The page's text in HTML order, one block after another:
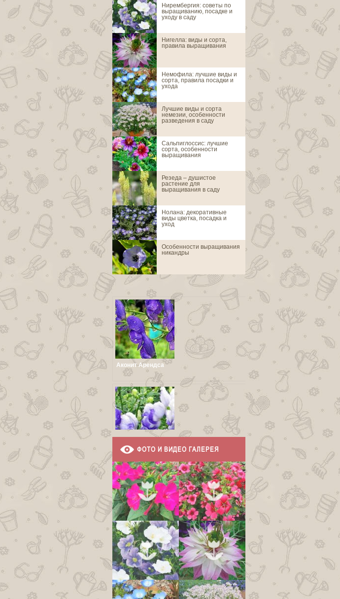
Нирембергия: советы по
выращиванию, посадке и
уходу в саду
Нигелла: виды и сорта,
правила выращивания
Немофила: лучшие виды и
сорта, правила посадки и
ухода
Лучшие виды и сорта
немезии, особенности
разведения в саду
Сальпиглоссис: лучшие
сорта, особенности
выращивания
Резеда – душистое
растение для
выращивания в саду
Нолана: декоративные
виды цветка, посадка и
уход
Особенности выращивания
никандры
Цветы
сорта,
Аденофора
Азинеума
Азинеума
Акантолимон
Аконит
Аконит Арендса
Аконит бело-
фиолетовый
Аконит дубравный
ФОТО И ВИДЕО ГАЛЕРЕЯ